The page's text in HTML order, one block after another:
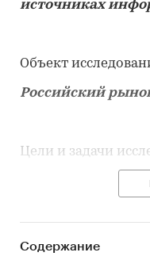
источниках
Объект
Российский
Цели и задачи
Цель данного
текущей
Содержание